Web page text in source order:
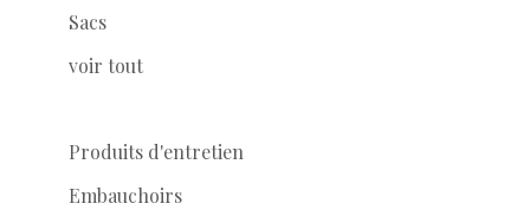
Sacs
voir tout
Produits d'entretien
Embauchoirs